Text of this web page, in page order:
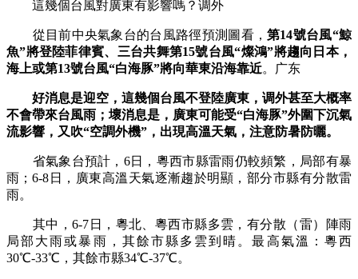
這幾個台風對廣東有影響嗎？调外
從目前中央氣象台的台風路徑預測圖看，第14號台風“鯨
魚”將登陸菲律賓、三台共舞第15號台風“燦鴻”將趨向日本，
海上或第13號台風“白海豚”將向華東沿海靠近。广东
好消息是迎空，這幾個台風不登陸廣東，调外甚至大概率
不會帶來台風雨；壞消息是，廣東可能受“白海豚”外圍下沉氣
流影響，又吹“空調外機”，出現高溫天氣，注意防暑防曬。
省氣象台預計，6日，粵西市縣雷雨仍較頻繁，局部有暴
雨；6-8日，廣東高溫天氣逐漸趨於明顯，部分市縣有分散雷
雨。
其中，6-7日，粵北、粵西市縣多雲，有分散（雷）陣雨
局部大雨或暴雨，其餘市縣多雲到晴。最高氣溫：粵西
30℃-33℃，其餘市縣34℃-37℃。